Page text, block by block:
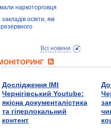
наркоторговця
освіти, які
Всі новини
Дослідження ІМІ
Чернігівський Youtube:
якісна документалістика
та гіперлокальний
контент